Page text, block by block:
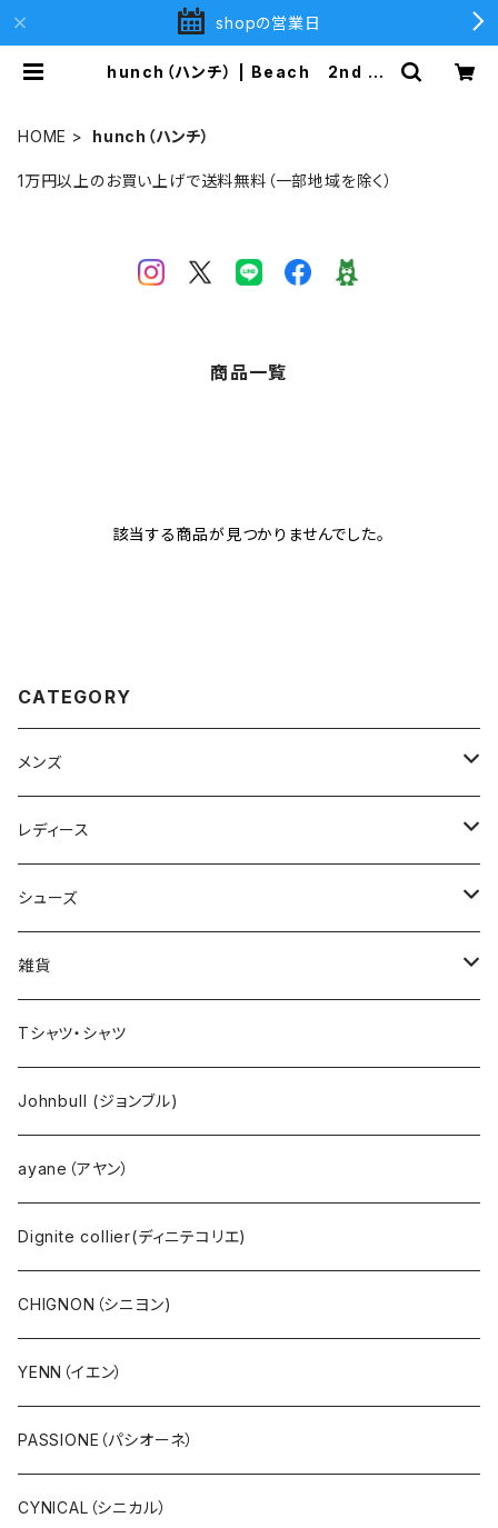
shopの営業日
hunch（ハンチ） | Beach 2nd (ビ
HOME hunch（ハンチ）
1万円以上のお買い上げで送料無料（一部地域を除く）
商品一覧
該当する商品が見つかりませんでした。
CATEGORY
メンズ
Johnbull（ジョンブル）
ROARK（ロアーク）
kelen（ケレン）
NANGA（ナンガ）
go slow caravan（ゴースローキャラバン）
AOZORA（あおぞら）
COBMASTER（コブマスター）
Ｔシャツ・シャツ（長袖）
Ｔシャツ・シャツ（5・7分袖）
Ｔシャツ・シャツ（半袖）
プルオーバー
レディース
Johnbull (ジョンブル)
ayane（アヤン）
Dignite collier（ディニテ コリエ）
CHIGNON（シニヨン）
YENN（イエン）
PASSIONE（パシオーネ）
cafune (カフネ)
RILATO（リラート）
MONiLE（モニーレ）
ANTGAUGE（アントゲージ）
シューズ
ASFVLT（アスファルト）
EMU(エミュー )
bueno (ブエノ)
PUPE（プーペ）
NANGA（ナンガ）
雑貨
バッグ
エプロン
帽子
サングラス
Tシャツ・シャツ
Johnbull (ジョンブル)
ayane（アヤン）
Dignite collier(ディニテコリエ)
CHIGNON（シニヨン)
YENN（イエン）
PASSIONE（パシオーネ）
CYNICAL（シニカル）